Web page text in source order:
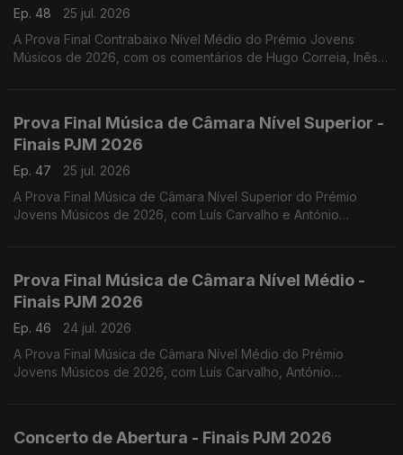
Ep. 48
25 jul. 2026
A Prova Final Contrabaixo Nível Médio do Prémio Jovens
Músicos de 2026, com os comentários de Hugo Correia, Inês
Prova Final Música de Câmara Nível Superior -
Finais PJM 2026
Ep. 47
25 jul. 2026
A Prova Final Música de Câmara Nível Superior do Prémio
Jovens Músicos de 2026, com Luís Carvalho e António
Prova Final Música de Câmara Nível Médio -
Finais PJM 2026
Ep. 46
24 jul. 2026
A Prova Final Música de Câmara Nível Médio do Prémio
Jovens Músicos de 2026, com Luís Carvalho, António
Concerto de Abertura - Finais PJM 2026